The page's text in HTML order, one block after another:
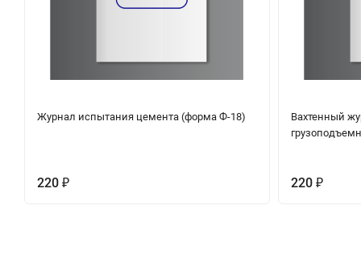
Журнал испытания цемента (форма Ф-18)
220 ₽
Вахтенный
220 ₽